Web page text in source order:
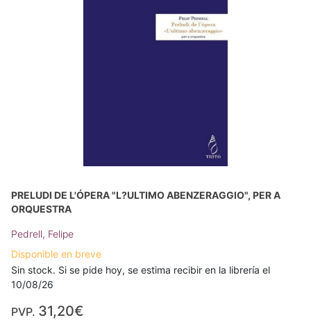
PRELUDI DE L'ÓPERA "L?ULTIMO ABENZERAGGIO", PER A
ORQUESTRA
Pedrell, Felipe
Disponible en breve
Sin stock. Si se pide hoy, se estima recibir en la librería el
10/08/26
PVP. 31,20€